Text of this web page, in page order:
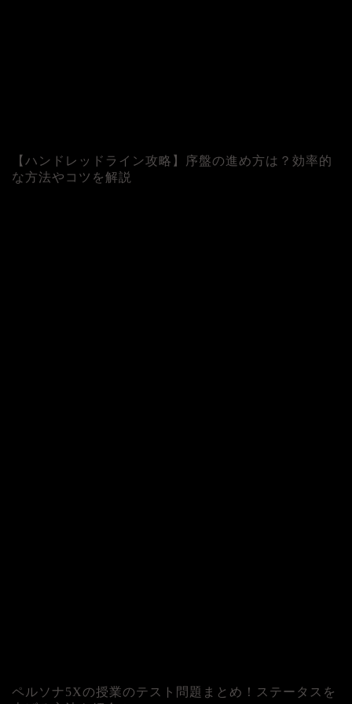
【ハンドレッドライン攻略】序盤の進め方は？効率的
な方法やコツを解説
ペルソナ5Xの授業のテスト問題まとめ！ステータスを